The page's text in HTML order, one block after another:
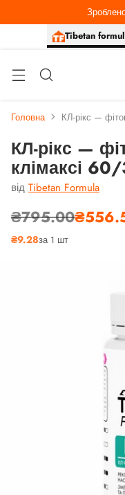
Tibetan
Головна КЛ-рікс —
КЛ-рікс —
клімаксі
від Tibetan Formula
Звичайна
ціна
₴795.00
₴9.28за 1 шт